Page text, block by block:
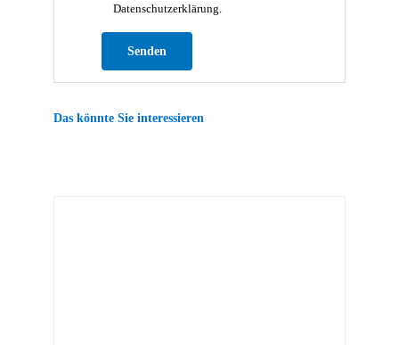
Datenschutzerklärung.
Das könnte Sie interessieren